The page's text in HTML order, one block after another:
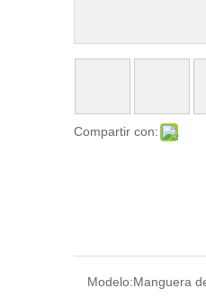
Compartir con:
Modelo:Manguera